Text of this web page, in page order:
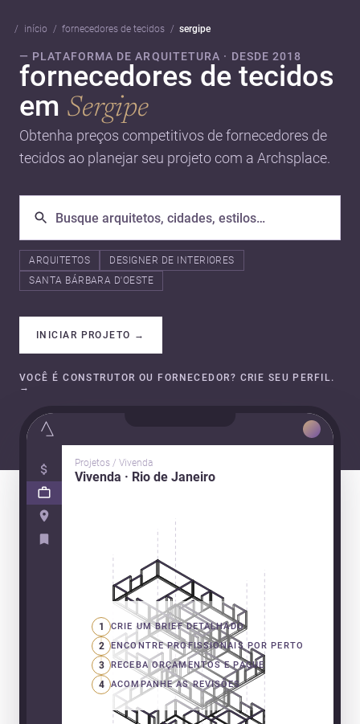
início fornecedores de tecidos sergipe
— PLATAFORMA DE ARQUITETURA · DESDE 2018
fornecedores de tecidos
em Sergipe
Obtenha preços competitivos de fornecedores de
tecidos ao planejar seu projeto com a Archsplace.
ARQUITETOS
DESIGNER DE INTERIORES
SANTA BÁRBARA D'OESTE
INICIAR PROJETO →
VOCÊ É CONSTRUTOR OU FORNECEDOR? CRIE SEU PERFIL.
→
Projetos / Vivenda
Vivenda · Rio de Janeiro
1 CRIE UM BRIEF DETALHADO
2 ENCONTRE PROFISSIONAIS POR PERTO
3 RECEBA ORÇAMENTOS E PAGUE
4 ACOMPANHE AS REVISÕES